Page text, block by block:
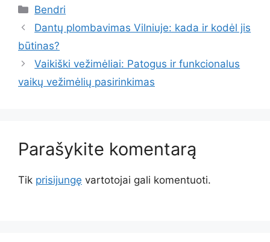
Kategorijos
Bendri
Dantų plombavimas Vilniuje: kada ir kodėl jis
būtinas?
Vaikiški vežimėliai: Patogus ir funkcionalus
vaikų vežimėlių pasirinkimas
Parašykite komentarą
Tik prisijungę vartotojai gali komentuoti.